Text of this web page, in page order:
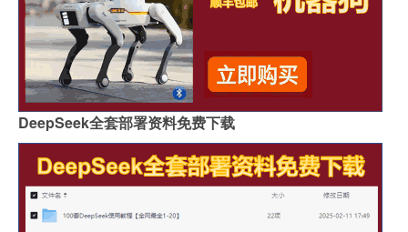
DeepSeek全套部署资料免费下载